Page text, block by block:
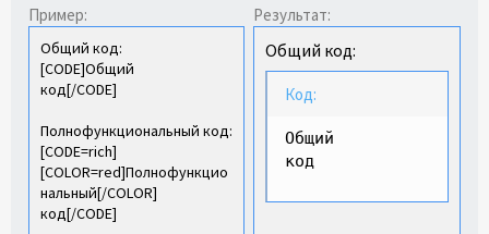
Пример:
Общий код:
[CODE]Общий
код[/CODE]
Полнофункциональный код:
[CODE=rich]
[COLOR=red]Полнофункцио
нальный[/COLOR]
код[/CODE]
Результат:
Общий код:
Код:
Общий
код